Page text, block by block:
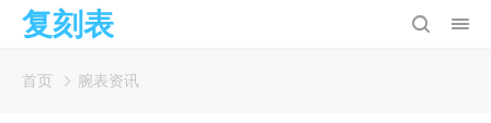
复刻表
首页 腕表资讯